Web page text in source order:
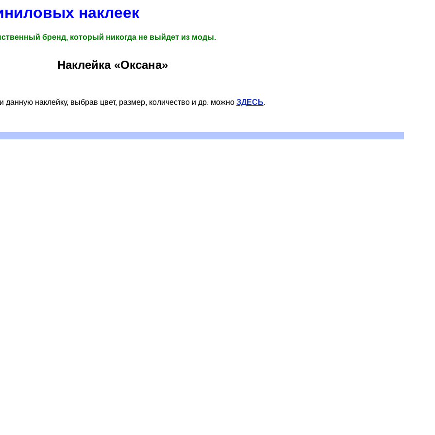
наклеек
бренд, который никогда не выйдет из моды.
Наклейка «Оксана»
данную наклейку, выбрав цвет, размер, количество и др. можно ЗДЕСЬ.